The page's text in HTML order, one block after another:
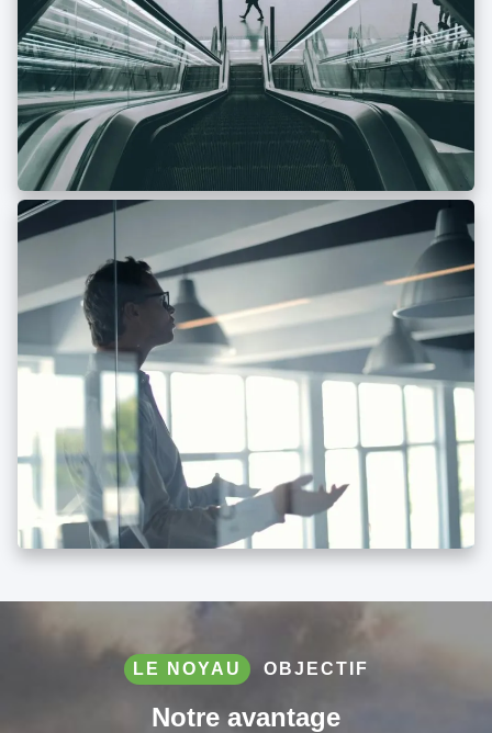
LE NOYAU OBJECTIF
Notre avantage